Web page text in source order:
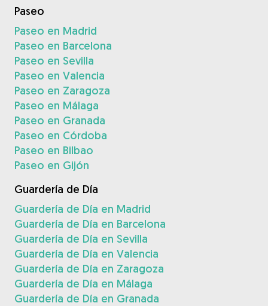
Paseo
Paseo en Madrid
Paseo en Barcelona
Paseo en Sevilla
Paseo en Valencia
Paseo en Zaragoza
Paseo en Málaga
Paseo en Granada
Paseo en Córdoba
Paseo en Bilbao
Paseo en Gijón
Guardería de Día
Guardería de Día en Madrid
Guardería de Día en Barcelona
Guardería de Día en Sevilla
Guardería de Día en Valencia
Guardería de Día en Zaragoza
Guardería de Día en Málaga
Guardería de Día en Granada